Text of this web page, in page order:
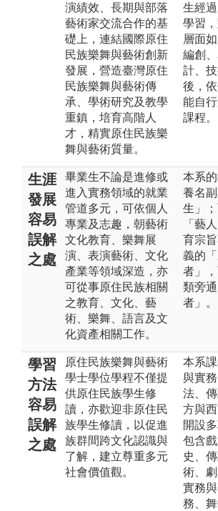
演績效、長期與部落
藝術家交流合作的基
礎上，連結國際原住
民族樂舞與藝術創新
發展，營造臺灣原住
民族樂舞與藝術傳
承、學術研究及教學
重鎮，培育高階人
才，精實原住民族樂
舞與藝術質量。
生經
學習
層面
編創
計、
後，
能自
課程。
生涯
發展
容易
誤解
之處
畢業生不論是進修或
進入實務領域的就業
管道多元，可依個人
專業及志趣，朝藝術
文化教育、樂舞展
演、表演藝術、文化
產業等領域深造，亦
可從事原住民族相關
之教育、文化、藝
術、樂舞、語言及文
化資產相關工作。
本系
養名
生」
「藝
育宗
義的
者」
類旁
者」。
學習
方法
容易
誤解
之處
原住民族樂舞與藝術
學士學位學程不僅提
供原住民族學生修
讀，亦歡迎非原住民
族學生修讀，以促進
族群間跨文化認識與
了解，建立尊重多元
社會價值觀。
本系
與實
法、
方與
開設
包含
史、
術、
實務
務、